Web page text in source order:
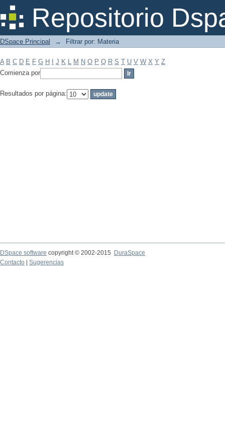
Repositorio
Filtrar por: Materia
DSpace Principal → Filtrar por: Materia
A B C D E F G H J K L M N O P Q R S T U V W X Y Z
Comienza por
Resultados por página:
DSpace software copyright © 2002-2015
DuraSpace
Contacto
Sugerencias